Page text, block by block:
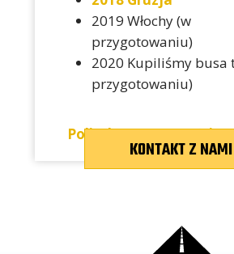
KONTAKT Z NAMI
2019 Włochy (w
przygotowaniu)
2020 Kupiliśmy busa
przygotowaniu)
Polityka prywatności